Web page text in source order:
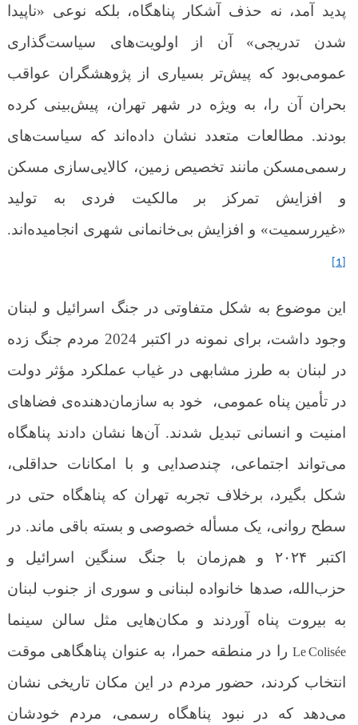
پدید آمد، نه حذف آشکار پناهگاه، بلکه نوعی «ناپیدا
شدن تدریجی» آن از اولویت‌های سیاست‌گذاری
عمومی‌بود که پیش‌تر بسیاری از پژوهشگران عواقب
بحران آن را، به ویژه در شهر تهران، پیش‌بینی کرده
بودند. مطالعات متعدد نشان داده‌اند که سیاست‌های
رسمی‌مسکن مانند تخصیص زمین، کالایی‌سازی مسکن
و افزایش تمرکز بر مالکیت فردی
به تولید
«غیررسمیت» و افزایش بی‌خانمانی شهری انجامیده‌اند.
این موضوع به شکل متفاوتی در جنگ اسرائیل و لبنان
وجود داشت، برای نمونه در اکتبر 2024 مردم جنگ زده
در لبنان به طرز مشابهی در غیاب عملکرد مؤثر دولت
در تأمین پناه عمومی، خود به سازمان‌دهنده‌ی فضاهای
امنیت و انسانی تبدیل شدند. آن‌ها نشان دادند پناهگاه
می‌تواند اجتماعی، چندصدایی و با امکانات حداقلی،
شکل بگیرد، برخلاف تجربه تهران که پناهگاه حتی در
سطح روانی، یک مسأله خصوصی و بسته باقی ماند. در
اکتبر ۲۰۲۴ و هم‌زمان با جنگ سنگین اسرائیل و
حزب‌الله، صدها خانواده لبنانی و سوری از جنوب لبنان
به بیروت پناه آوردند و مکان‌هایی مثل سالن سینما
Le Colisée را در منطقه حمرا، به عنوان پناهگاهی موقت
انتخاب کردند، حضور مردم در این مکان تاریخی نشان
می‌دهد که در نبود پناهگاه رسمی، مردم خودشان